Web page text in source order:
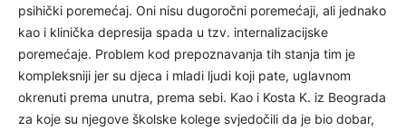
psihički poremećaj. Oni nisu dugoročni poremećaji, ali jednako
kao i klinička depresija spada u tzv. internalizacijske
poremećaje. Problem kod prepoznavanja tih stanja tim je
kompleksniji jer su djeca i mladi ljudi koji pate, uglavnom
okrenuti prema unutra, prema sebi. Kao i Kosta K. iz Beograda
za koje su njegove školske kolege svjedočili da je bio dobar,